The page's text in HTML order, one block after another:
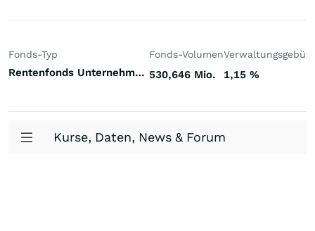
Fonds-Typ
Rentenfonds Unternehmensanleihen höherverzinst Welt Hartwährungen (Welt)
Fonds-Volumen
530,646 Mio. 1,15 %
Kurse, Daten, News & Forum